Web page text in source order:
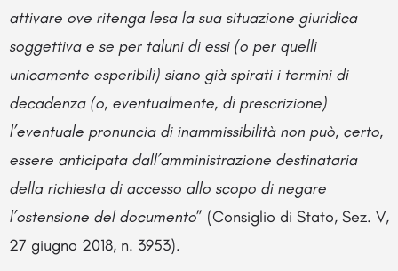
attivare ove ritenga lesa la sua situazione giuridica
soggettiva e se per taluni di essi (o per quelli
unicamente esperibili) siano già spirati i termini di
decadenza (o, eventualmente, di prescrizione)
l’eventuale pronuncia di inammissibilità non può, certo,
essere anticipata dall’amministrazione destinataria
della richiesta di accesso allo scopo di negare
l’ostensione del documento” (Consiglio di Stato, Sez. V,
27 giugno 2018, n. 3953).